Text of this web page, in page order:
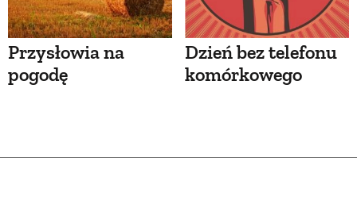
Przysłowia na
pogodę
Dzień bez telefonu
komórkowego